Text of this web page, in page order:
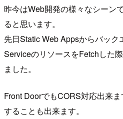
昨今はWeb開発の様々なシーン
ると思います。
先日Static Web Appsからバッ
ServiceのリソースをFetchした
ました。
Front DoorでもCORS対応出来
することも出来ます。